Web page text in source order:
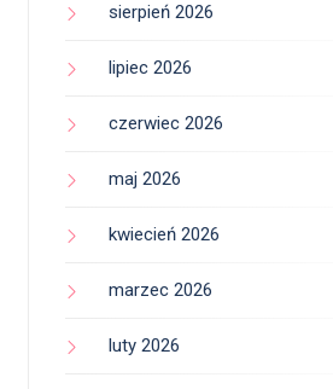
sierpień 2026
lipiec 2026
czerwiec 2026
maj 2026
kwiecień 2026
marzec 2026
luty 2026